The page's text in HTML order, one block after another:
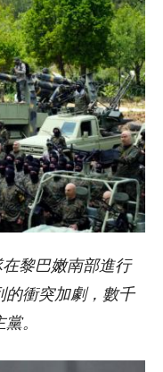
黎巴嫩南部進行
的衝突加劇，數千
。